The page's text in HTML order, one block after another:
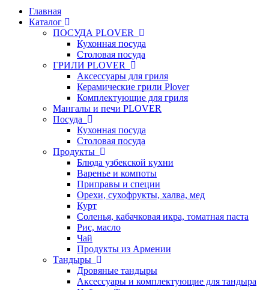
Главная
Каталог
ПОСУДА PLOVER
Кухонная посуда
Столовая посуда
ГРИЛИ PLOVER
Аксессуары для гриля
Керамические грили Plover
Комплектующие для гриля
Мангалы и печи PLOVER
Посуда
Кухонная посуда
Столовая посуда
Продукты
Блюда узбекской кухни
Варенье и компоты
Приправы и специи
Орехи, сухофрукты, халва, мед
Курт
Соленья, кабачковая икра, томатная паста
Рис, масло
Чай
Продукты из Армении
Тандыры
Дровяные тандыры
Аксессуары и комплектующие для тандыра